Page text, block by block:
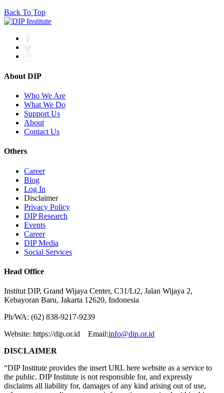
Back To Top
About DIP
Who We Are
What We Do
Support Us
About
Contact Us
Others
Career
Blog
Log In
Disclaimer
Privacy Policy
DIP Research
Events
Career
DIP Media
Social Services
Head Office
Institut DIP, Grand Wijaya Center, C31/Lt2, Jalan Wijaya 2,
Kebayoran Baru, Jakarta 12620, Indonesia
Ph/WA: (62) 838-9217-9239
Website: https://dip.or.id Email:info@dip.or.id
DISCLAIMER
“DIP Institute provides the insert URL here website as a service to
the public. DIP Institute is not responsible for, and expressly
disclaims all liability for, damages of any kind arising out of use,